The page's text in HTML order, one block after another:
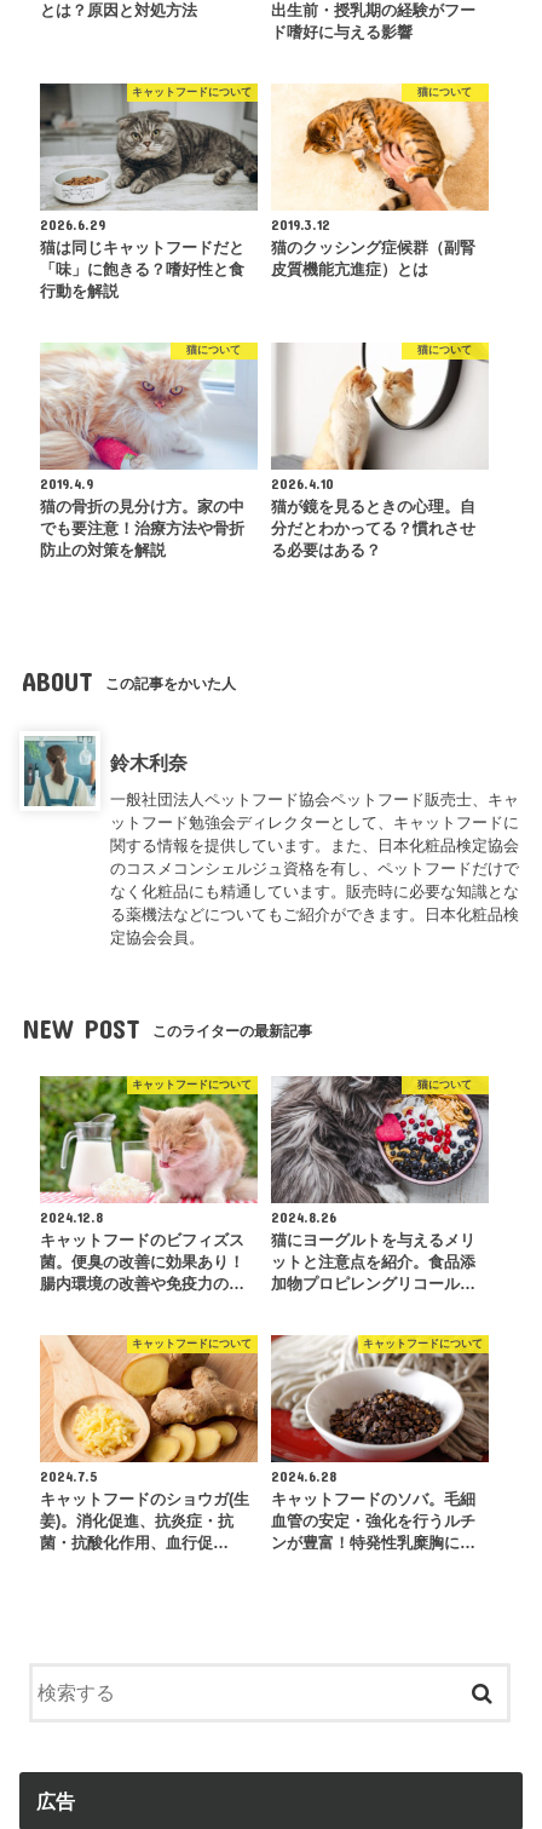
とは？原因と対処方法
出生前・授乳期の経験がフー
ド嗜好に与える影響
キャットフードについて
2026.6.29
猫は同じキャットフードだと
「味」に飽きる？嗜好性と食
行動を解説
猫について
2019.3.12
猫のクッシング症候群（副腎
皮質機能亢進症）とは
猫について
2019.4.9
猫の骨折の見分け方。家の中
でも要注意！治療方法や骨折
防止の対策を解説
猫について
2026.4.10
猫が鏡を見るときの心理。自
分だとわかってる？慣れさせ
る必要はある？
ABOUT この記事をかいた人
鈴木利奈
一般社団法人ペットフード協会ペットフード販売士、キャ
ットフード勉強会ディレクターとして、キャットフードに
関する情報を提供しています。また、日本化粧品検定協会
のコスメコンシェルジュ資格を有し、ペットフードだけで
なく化粧品にも精通しています。販売時に必要な知識とな
る薬機法などについてもご紹介ができます。日本化粧品検
定協会会員。
NEW POST このライターの最新記事
キャットフードについて
2024.12.8
キャットフードのビフィズス
菌。便臭の改善に効果あり！
腸内環境の改善や免疫力の…
猫について
2024.8.26
猫にヨーグルトを与えるメリ
ットと注意点を紹介。食品添
加物プロピレングリコール…
キャットフードについて
2024.7.5
キャットフードのショウガ(生
姜)。消化促進、抗炎症・抗
菌・抗酸化作用、血行促…
キャットフードについて
2024.6.28
キャットフードのソバ。毛細
血管の安定・強化を行うルチ
ンが豊富！特発性乳糜胸に…
広告